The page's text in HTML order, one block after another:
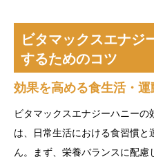
ビタマックスエナジ
するためのコツ
効果を高める食生活・運
ビタマックスエナジーハニー
は、日常生活における食習慣
ん。まず、栄養バランスに配